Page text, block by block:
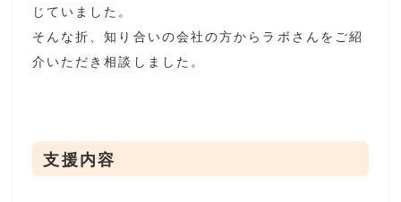
じていました。
そんな折、知り合いの会社の方からラボさんをご紹
介いただき相談しました。
支援内容